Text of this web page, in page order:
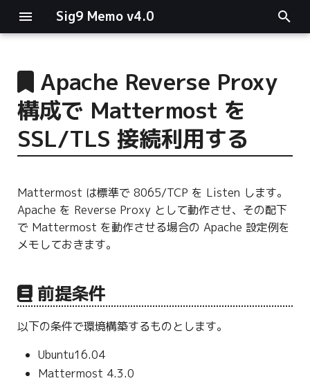
Sig9 Memo v4.0
main関数
リスト関連
ログ関連
条件分岐
Apache Reverse Proxy
構成で Mattermost を
SSL/TLS 接続利用する
Mattermost は標準で 8065/TCP を Listen します。
Apache を Reverse Proxy として動作させ、その配下
で Mattermost を動作させる場合の Apache 設定例を
メモしておきます。
前提条件
以下の条件で環境構築するものとします。
Ubuntu16.04
Mattermost 4.3.0